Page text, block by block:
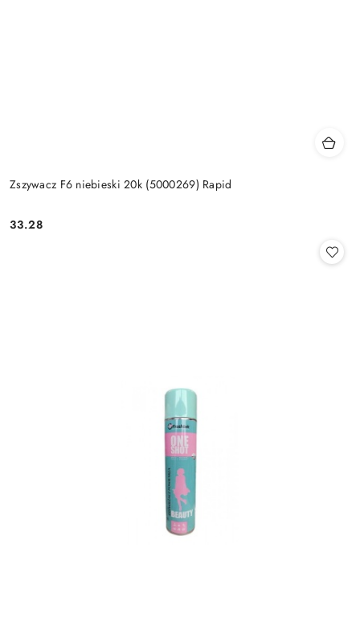
Zszywacz F6 niebieski 20k (5000269) Rapid
Cena:
33.28